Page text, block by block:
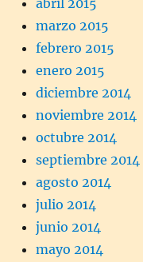
marzo 2015
febrero 2015
enero 2015
diciembre 2014
noviembre 2014
octubre 2014
septiembre 2014
agosto 2014
julio 2014
junio 2014
mayo 2014